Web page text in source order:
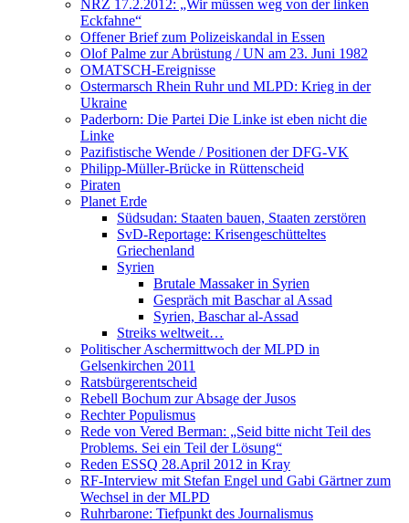
NRZ 17.2.2012: „Wir müssen weg von der linken
Eckfahne“
Offener Brief zum Polizeiskandal in Essen
Olof Palme zur Abrüstung / UN am 23. Juni 1982
OMATSCH-Ereignisse
Ostermarsch Rhein Ruhr und MLPD: Krieg in der
Ukraine
Paderborn: Die Partei Die Linke ist eben nicht die
Linke
Pazifistische Wende / Positionen der DFG-VK
Philipp-Müller-Brücke in Rüttenscheid
Piraten
Planet Erde
Südsudan: Staaten bauen, Staaten zerstören
SvD-Reportage: Krisengeschütteltes
Griechenland
Syrien
Brutale Massaker in Syrien
Gespräch mit Baschar al Assad
Syrien, Baschar al-Assad
Streiks weltweit…
Politischer Aschermittwoch der MLPD in
Gelsenkirchen 2011
Ratsbürgerentscheid
Rebell Bochum zur Absage der Jusos
Rechter Populismus
Rede von Vered Berman: „Seid bitte nicht Teil des
Problems. Sei ein Teil der Lösung“
Reden ESSQ 28.April 2012 in Kray
RF-Interview mit Stefan Engel und Gabi Gärtner zum
Wechsel in der MLPD
Ruhrbarone: Tiefpunkt des Journalismus